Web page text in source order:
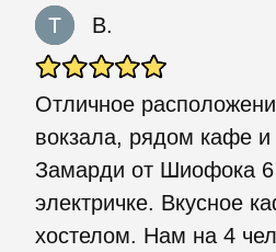
B.
Отличное
вокзала, рядом кафе
Замарди от Шиофока
электричке. Вкусное
хостелом. Нам на 4